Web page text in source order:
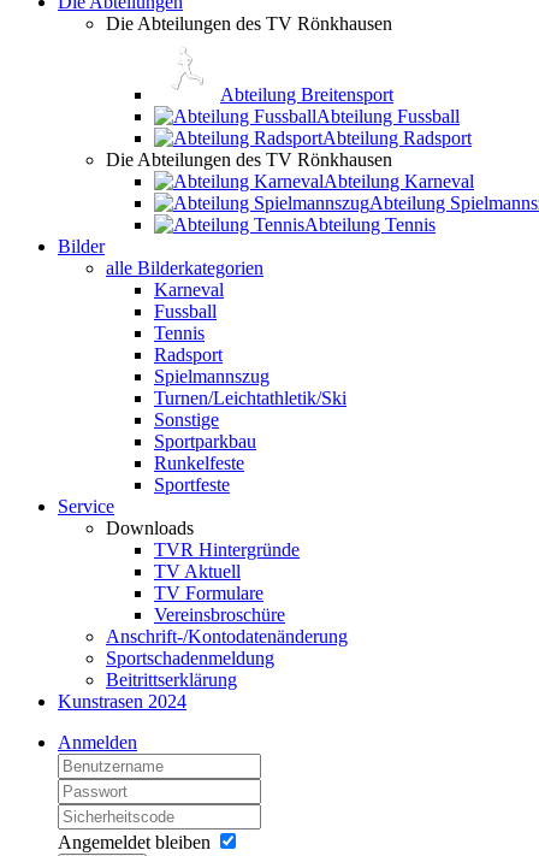
Die Abteilungen des TV Rönkhausen
Abteilung Breitensport
Abteilung Fussball
Abteilung Radsport
Die Abteilungen des TV Rönkhausen
Abteilung Karneval
Abteilung
Abteilung Tennis
Bilder
alle Bilderkategorien
Karneval
Fussball
Tennis
Radsport
Spielmannszug
Turnen/Leichtathletik/Ski
Sonstige
Sportparkbau
Runkelfeste
Sportfeste
Service
Downloads
TVR Hintergründe
TV Aktuell
TV Formulare
Vereinsbroschüre
Anschrift-/Kontodatenänderung
Sportschadenmeldung
Beitrittserklärung
Kunstrasen 2024
Anmelden
Angemeldet bleiben